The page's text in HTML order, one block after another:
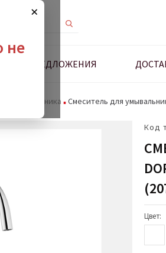
×
не
ПРЕДЛОЖЕНИЯ
умывальника Смеситель для
Код
Цвет: